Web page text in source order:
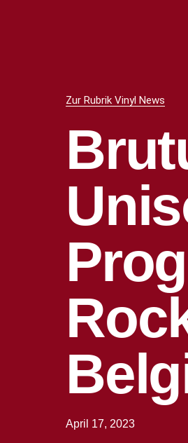
Zur Rubrik Vinyl News
April 17, 2023